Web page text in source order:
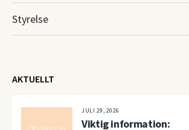
Styrelse
AKTUELLT
JULI 29, 2026
Viktig information: